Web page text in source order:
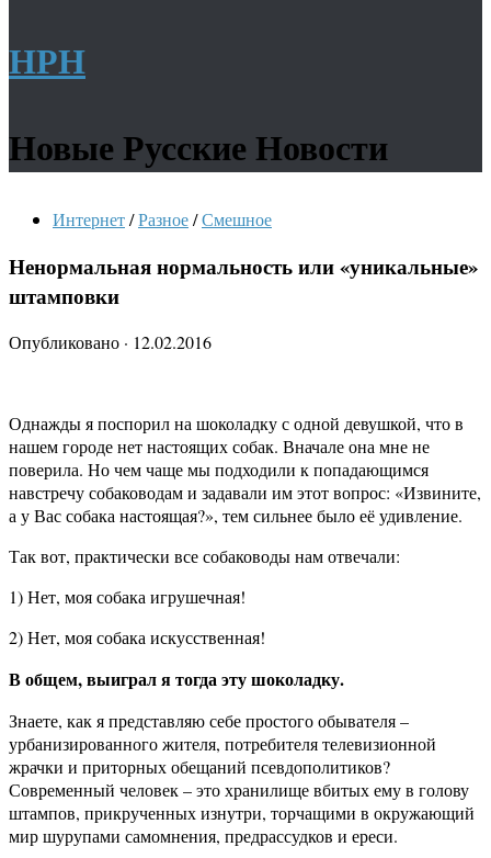
НРН
Новые Русские Новости
Интернет/Разное/Смешное
Ненормальная нормальность или «уникальные»
штамповки
Опубликовано · 12.02.2016
Однажды я поспорил на шоколадку с одной девушкой, что в
нашем городе нет настоящих собак. Вначале она мне не
поверила. Но чем чаще мы подходили к попадающимся
навстречу собаководам и задавали им этот вопрос: «Извините,
а у Вас собака настоящая?», тем сильнее было её удивление.
Так вот, практически все собаководы нам отвечали:
1) Нет, моя собака игрушечная!
2) Нет, моя собака искусственная!
В общем, выиграл я тогда эту шоколадку.
Знаете, как я представляю себе простого обывателя –
урбанизированного жителя, потребителя телевизионной
жрачки и приторных обещаний псевдополитиков?
Современный человек – это хранилище вбитых ему в голову
штампов, прикрученных изнутри, торчащими в окружающий
мир шурупами самомнения, предрассудков и ереси.